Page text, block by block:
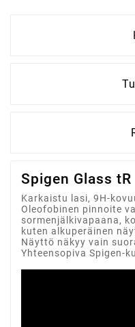
Spigen Glass
Karkaistu lasi, 9H-
Oleofobinen pinnoite
sormenjälkivapaana,
kuten alkuperäinen
Näyttö näkyy vain
Yhteensopiva Spigen-